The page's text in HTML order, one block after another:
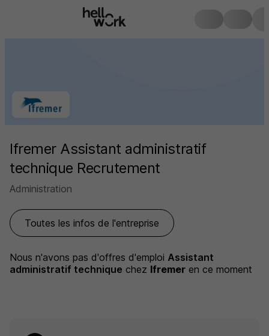
Ifremer Assistant administratif
technique Recrutement
Administration
Toutes les infos de l'entreprise
Nous n'avons pas d'offres d'emploi Assistant
administratif technique chez Ifremer en ce moment